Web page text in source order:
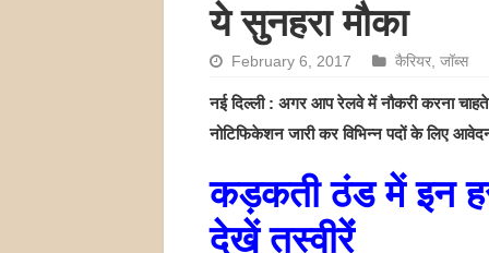
ये सुनहरा मौका
February 6, 2017 कैरियर, जॉब्स
नई दिल्ली : अगर आप रेलवे में नौकरी करना
नोटिफिकेशन जारी कर विभिन्‍न पदों के लिए
कड़कती ठंड में इन
देखें तस्वीरेंं